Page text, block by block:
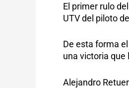
El primer rulo
UTV del piloto
De esta forma
una victoria que
Alejandro